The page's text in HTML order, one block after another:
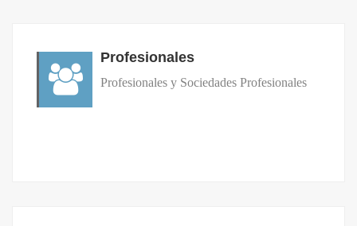
Profesionales
Profesionales y Sociedades Profesionales